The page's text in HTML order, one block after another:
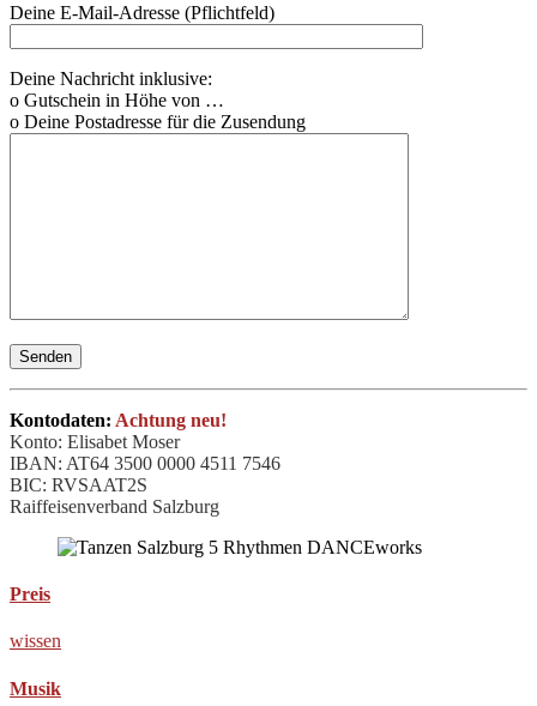
Deine E-Mail-Adresse (Pflichtfeld)
Deine Nachricht inklusive:
o Gutschein in Höhe von …
o Deine Postadresse für die Zusendung
Kontodaten: Achtung neu!
Konto: Elisabet Moser
IBAN: AT64 3500 0000 4511 7546
BIC: RVSAAT2S
Raiffeisenverband Salzburg
Preis
wissen
Musik